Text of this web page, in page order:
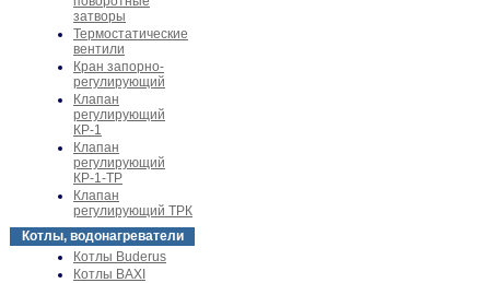
затворы
Термостатические
вентили
Кран запорно-
регулирующий
Клапан
регулирующий
КР-1
Клапан
регулирующий
КР-1-ТР
Клапан
регулирующий ТРК
Котлы, водонагреватели
Котлы Buderus
Котлы BAXI